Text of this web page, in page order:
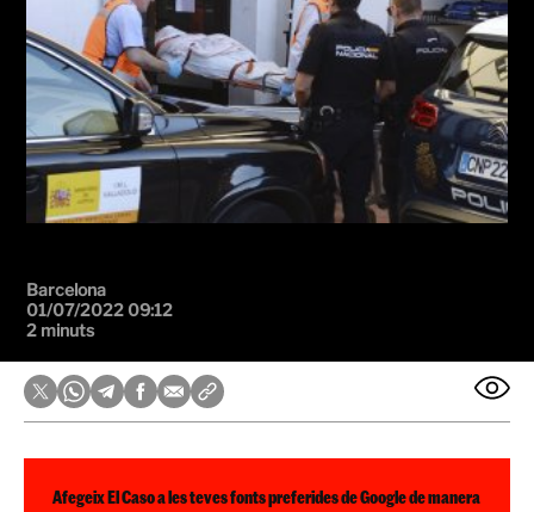
Barcelona
01/07/2022 09:12
2 minuts
Afegeix El Caso a les teves fonts preferides de Google de manera